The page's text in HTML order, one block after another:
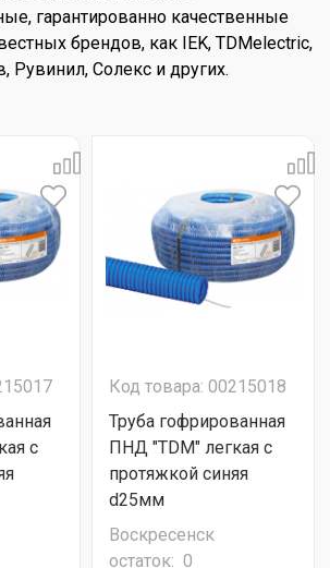
гарантированно качественные
брендов, как IEK, TDMelectric,
Солекс и других.
с
Код товара: 00215018
Труба гофрированная
ПНД "TDM" легкая с
протяжкой синяя
d25мм
Воскресенск
остаток: 0